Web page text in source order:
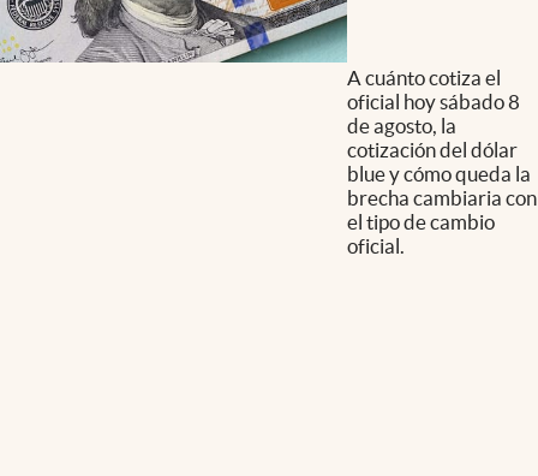
A cuánto cotiza el
oficial hoy sábado 8
de agosto, la
cotización del dólar
blue y cómo queda la
brecha cambiaria con
el tipo de cambio
oficial.